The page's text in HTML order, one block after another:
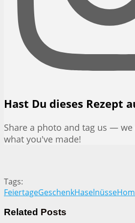
Hast Du dieses Rezept
Share a photo and tag us —
what you've made!
Tags:
FeiertageGeschenkHaselnüsse
Related Posts